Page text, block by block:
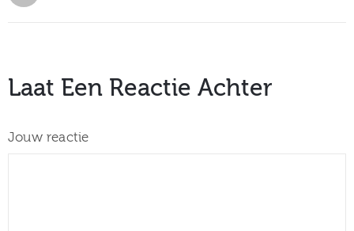
Laat Een Reactie Achter
Jouw reactie